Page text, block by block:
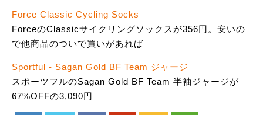
Force Classic Cycling Socks
ForceのClassicサイクリングソックスが356円。安いの
で他商品のついで買いがあれば
Sportful - Sagan Gold BF Team ジャージ
スポーツフルのSagan Gold BF Team 半袖ジャージが
67%OFFの3,090円